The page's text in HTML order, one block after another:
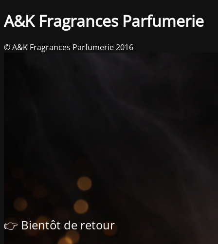
A&K Fragrances Parfumerie
👉 Bientôt de retour
© A&K Fragrances Parfumerie 2016